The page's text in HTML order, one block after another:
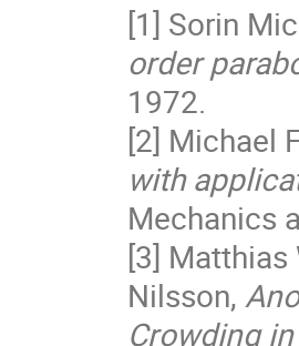
[1] Sorin
order
1972.
[2] Michael
with
Mechanics
[3] Matthias
Nilsson,
Crowding